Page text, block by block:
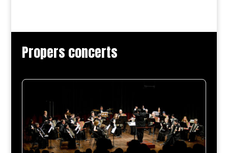
Propers concerts